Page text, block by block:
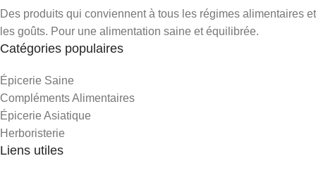
Des produits qui conviennent à tous les régimes alimentaires et
les goûts. Pour une alimentation saine et équilibrée.
Catégories populaires
Épicerie Saine
Compléments Alimentaires
Épicerie Asiatique
Herboristerie
Liens utiles